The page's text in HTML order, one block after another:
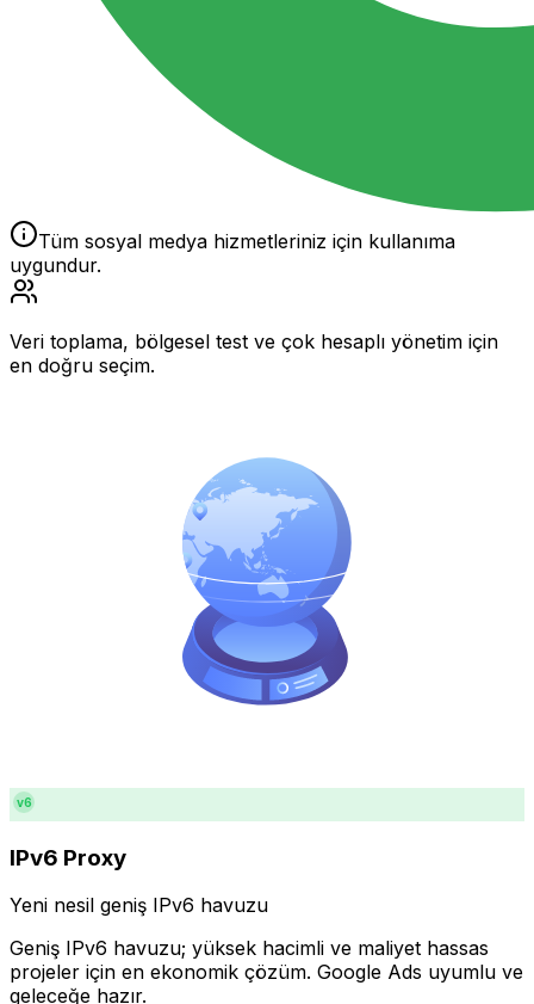
Tüm sosyal medya hizmetleriniz için kullanıma
uygundur.
Veri toplama, bölgesel test ve çok hesaplı yönetim için
en doğru seçim.
v6
IPv6 Proxy
Yeni nesil geniş IPv6 havuzu
Geniş IPv6 havuzu; yüksek hacimli ve maliyet hassas
projeler için en ekonomik çözüm. Google Ads uyumlu ve
geleceğe hazır.